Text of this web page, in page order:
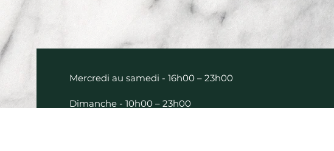
Mercredi au samedi - 16h00 – 23h00
Dimanche - 10h00 – 23h00